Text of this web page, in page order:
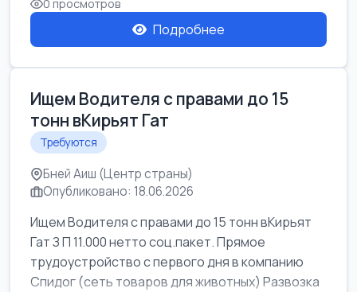
0 просмотров
Подробнее
Ищем Водителя с правами до 15
тонн вКирьят Гат
Требуются
Бней Аиш (Центр страны)
Опубликовано: 18.06.2026
Ищем Водителя с правами до 15 тонн вКирьят
Гат З П 11.000 нетто соц.пакет. Прямое
трудоустройство с первого дня в компанию
Спидог (сеть товаров для животных) Развозка